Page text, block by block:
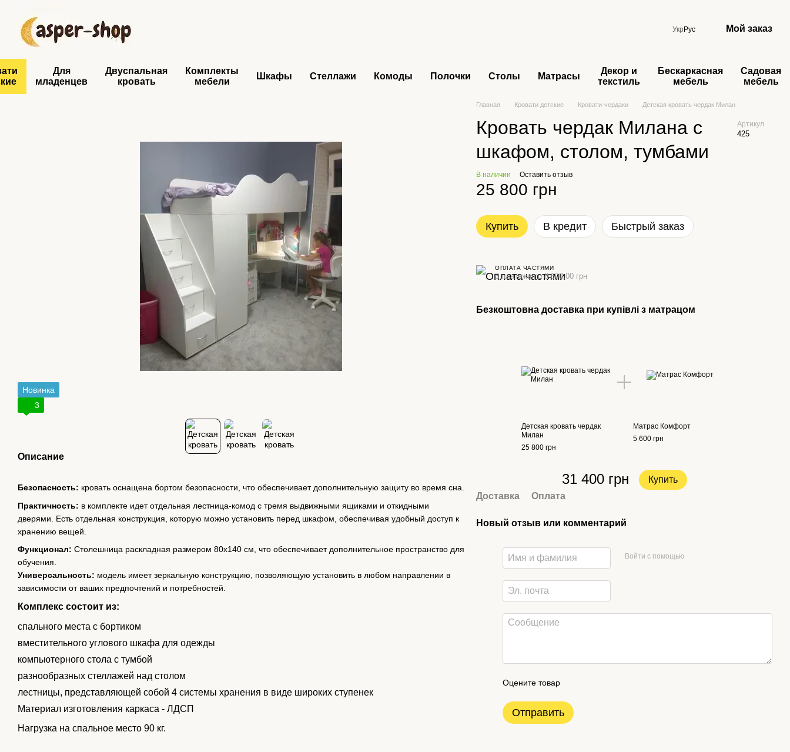
Укр Рус Мой заказ
Для
младенцев
Двуспальная
кровать
Комплекты
мебели
Шкафы Стеллажи Комоды Полочки Столы Матрасы
Декор и
текстиль
Бескаркасная
мебель
Садовая
мебель
Новинка
3
Описание
Безопасность: кровать оснащена бортом безопасности, что обеспечивает дополнительную защиту во время сна.
Практичность: в комплекте идет отдельная лестница-комод с тремя выдвижными ящиками и откидными
дверями. Есть отдельная конструкция, которую можно установить перед шкафом, обеспечивая удобный доступ к
хранению вещей.
Функционал: Столешница раскладная размером 80х140 см, что обеспечивает дополнительное пространство для
обучения.
Универсальность: модель имеет зеркальную конструкцию, позволяющую установить в любом направлении в
зависимости от ваших предпочтений и потребностей.
Комплекс состоит из:
спального места с бортиком
вместительного углового шкафа для одежды
компьютерного стола с тумбой
разнообразных стеллажей над столом
лестницы, представляющей собой 4 системы хранения в виде широких ступенек
Материал изготовления каркаса - ЛДСП
Нагрузка на спальное место 90 кг.
Главная Кровати детские Кровати-чердаки Детская кровать чердак Милан
Кровать чердак Милана с
шкафом, столом, тумбами
Артикул
425
В наличии Оставить отзыв
25 800 грн
Купить В кредит Быстрый заказ
ОПЛАТА ЧАСТЯМИ
3 платежа по 8 600.00 грн
Безкоштовна доставка при купівлі з матрацом
Детская кровать чердак
Милан
25 800 грн
Матрас Комфорт
5 600 грн
31 400 грн
Купить
Доставка
Оплата
Новый отзыв или комментарий
Войти с помощью
Оцените товар
Отправить